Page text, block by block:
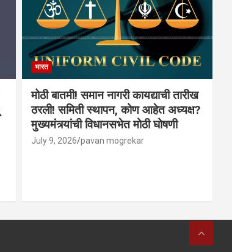
भारत
मोठी बातमी! समान नागरी कायद्याची तारीख
ठरली! समिती स्थापन, कोण आहेत अध्यक्ष?
मुख्यमंत्र्यांची विधानसभेत मोठी घोषणी
July 9, 2026 pavan mogrekar